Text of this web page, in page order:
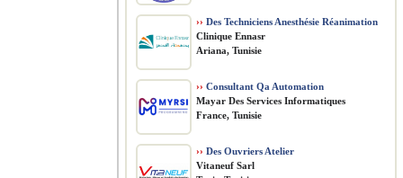
›› Des Techniciens Anesthésie Réanimation
Clinique Ennasr
Ariana, Tunisie
›› Consultant Qa Automation
Mayar Des Services Informatiques
France, Tunisie
›› Des Ouvriers Atelier
Vitaneuf Sarl